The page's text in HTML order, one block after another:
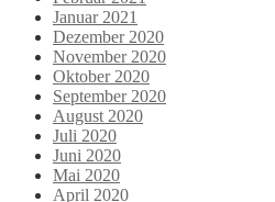
Januar 2021
Dezember 2020
November 2020
Oktober 2020
September 2020
August 2020
Juli 2020
Juni 2020
Mai 2020
April 2020